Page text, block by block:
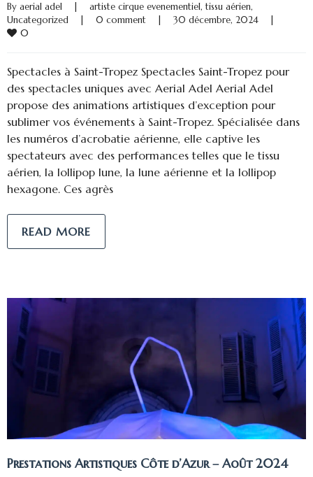
By aerial adel artiste cirque evenementiel, tissu aérien
Uncategorized
0 comment 30 décembre, 2024
0
Spectacles à Saint-Tropez Spectacles Saint-Tropez pour
des spectacles uniques avec Aerial Adel Aerial Adel
propose des animations artistiques d’exception pour
sublimer vos événements à Saint-Tropez. Spécialisée dans
les numéros d’acrobatie aérienne, elle captive les
spectateurs avec des performances telles que le tissu
aérien, la lollipop lune, la lune aérienne et la lollipop
hexagone. Ces agrès
READ MORE
Prestations Artistiques Côte d’Azur – Août 2024